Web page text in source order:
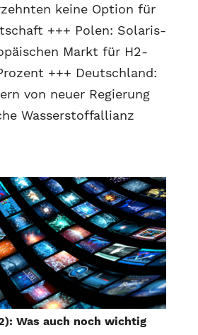
keine Option für
+++ Polen: Solaris-
Markt für H2-
+++ Deutschland:
von neuer Regierung
Wasserstoffallianz
Was auch noch wichtig